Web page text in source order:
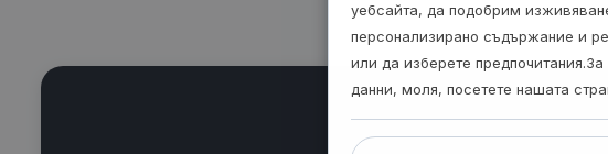
уебсайта, да подобрим
персонализирано съдържание и
или да изберете
данни, моля, посетете нашата